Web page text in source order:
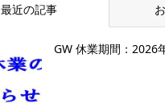
最近の記事
GW 休業期間：2026